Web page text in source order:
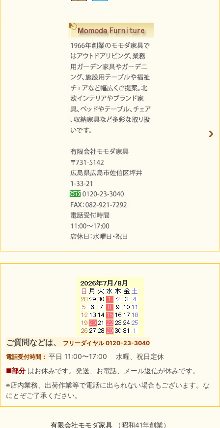
ご質問などは、
フリーダイヤル 0120-23-3040
電話受付時間： 平日 11:00〜17:00 水曜、祝日定休
■部分 はお休みです。発送、お電話、メール返信が休みです。
※店内業務、出荷作業等で電話に出られない場合もございます。な
にとぞご了承ください。
有限会社モモダ家具（昭和41年創業）